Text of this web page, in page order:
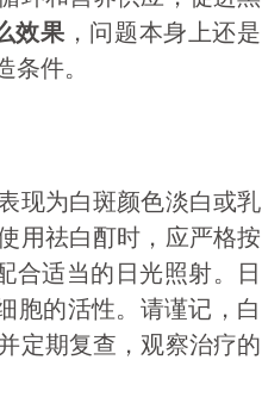
效果，问题本身上还是
件。
现为白斑颜色淡白或乳
用祛白酊时，应严格按
合适当的日光照射。日
胞的活性。请谨记，白
定期复查，观察治疗的